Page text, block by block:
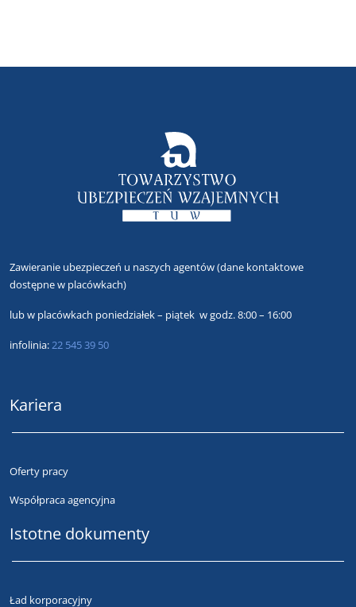
Zawieranie ubezpieczeń u naszych agentów(dane kontaktowe
dostępne w placówkach)
lubw placówkach poniedziałek – piątek w godz. 8:00 – 16:00
infolinia:22 545 39 50
Kariera
Oferty pracy
Współpraca agencyjna
Istotne dokumenty
Ład korporacyjny